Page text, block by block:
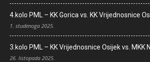
4.kolo PML – KK Gorica vs. KK Vrijednosnice
1. studenoga 2025.
3.kolo PML – KK Vrijednosnice Osijek vs. MKK
26. listopada 2025.